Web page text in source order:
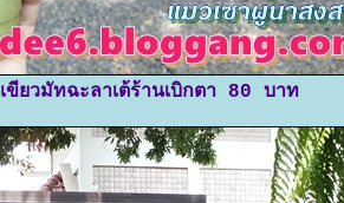
ขียวมัทฉะลาเต้ร้านเบิกตา 80 บาท